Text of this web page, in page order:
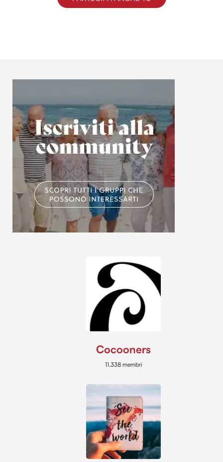
Cocooners
11.338 membri